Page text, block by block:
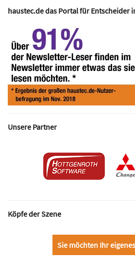
haustec.de das Portal für Entscheider
Unsere Partner
Köpfe der Szene
Sie möchten Ihr